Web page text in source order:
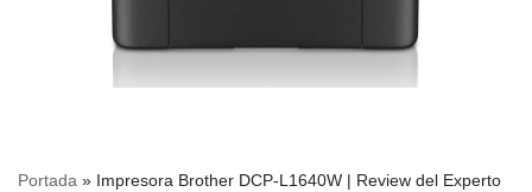
Portada » Impresora Brother DCP-L1640W | Review del Experto